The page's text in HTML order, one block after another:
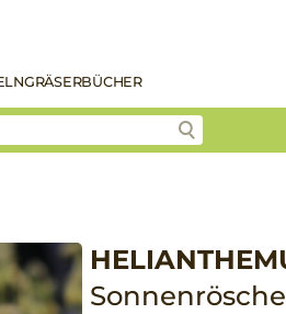
GRÄSERBÜCHER